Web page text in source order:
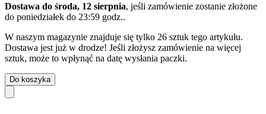
Dostawa do środa, 12 sierpnia, jeśli zamówienie zostanie złożone
do poniedziałek do 23:59 godz..
W naszym magazynie znajduje się tylko 26 sztuk tego artykułu.
Dostawa jest już w drodze! Jeśli złożysz zamówienie na więcej
sztuk, może to wpłynąć na datę wysłania paczki.
Do koszyka